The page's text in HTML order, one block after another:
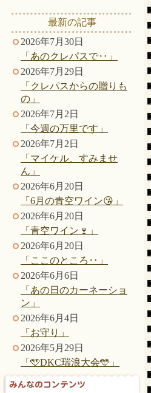
最新の記事
2026年7月30日
「あのクレパスで‥」
2026年7月29日
「クレパスからの贈りも
の」
2026年7月2日
「今週の万里です」
2026年7月2日
「マイケル、すみませ
ん」
2026年6月20日
「6月の青空ワイン😘」
2026年6月20日
「青空ワイン🍷」
2026年6月20日
「ここのところ‥」
2026年6月6日
「あの日のカーネーショ
ン」
2026年6月4日
「お守り」
2026年5月29日
「🩵DKC瑞浪大会🩵」